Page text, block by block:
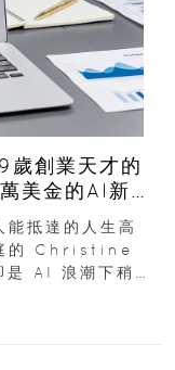
歲創業天才的
美金的AI新商
能抵達的人生高
庭的 Christine
AI 浪潮下稍縱